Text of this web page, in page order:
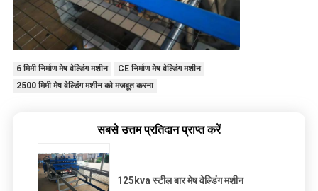
6 मिमी निर्माण मेष वेल्डिंग मशीन
CE निर्माण मेष वेल्डिंग मशीन
2500 मिमी मेष वेल्डिंग मशीन को मजबूत करना
सबसे उत्तम प्रतिदान प्राप्त करें
125kva स्टील बार मेष वेल्डिंग मशीन